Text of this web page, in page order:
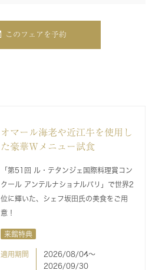
このフェアを予約
オマール海老や近江牛を使用し
た豪華Wメニュー試食
「第51回 ル・テタンジェ国際料理賞コン
クール アンテルナショナルパリ」で世界2
位に輝いた、シェフ坂田氏の美食をご用
意！
来館特典
適用期間
2026/08/04〜
2026/09/30